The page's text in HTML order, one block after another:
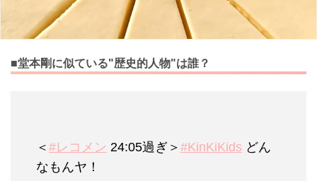
■堂本剛に似ている"歴史的人物"は誰？
＜ #レコメン 24:05過ぎ＞ #KinKiKids どん
なもんヤ！